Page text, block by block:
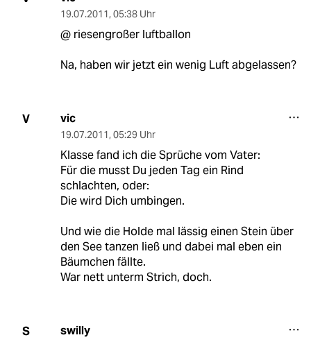
19.07.2011, 05:38 Uhr
@ riesengroßer luftballon
Na, haben wir jetzt ein wenig Luft abgelassen?
V vic
19.07.2011, 05:29 Uhr
Klasse fand ich die Sprüche vom Vater:
Für die musst Du jeden Tag ein Rind
schlachten, oder:
Die wird Dich umbingen.
Und wie die Holde mal lässig einen Stein über
den See tanzen ließ und dabei mal eben ein
Bäumchen fällte.
War nett unterm Strich, doch.
S swilly